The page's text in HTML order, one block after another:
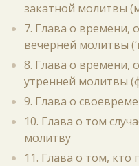
закатной молитвы
7. Глава о времени,
вечерней молитвы
8. Глава о времени,
утренней молитвы
9. Глава о
10. Глава о том
молитву
11. Глава о том, кто